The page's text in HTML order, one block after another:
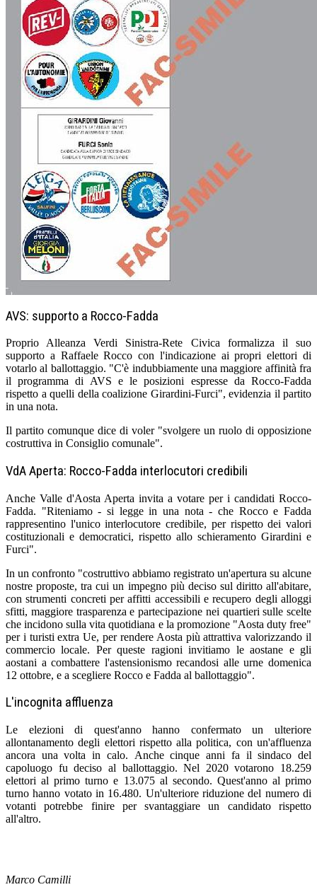
AVS: supporto a Rocco-Fadda
Proprio Alleanza Verdi Sinistra-Rete Civica formalizza il suo
supporto a Raffaele Rocco con l'indicazione ai propri elettori di
votarlo al ballottaggio. "C'è indubbiamente una maggiore affinità fra
il programma di AVS e le posizioni espresse da Rocco-Fadda
rispetto a quelli della coalizione Girardini-Furci", evidenzia il partito
in una nota.
Il partito comunque dice di voler "svolgere un ruolo di opposizione
costruttiva in Consiglio comunale".
VdA Aperta: Rocco-Fadda interlocutori credibili
Anche Valle d'Aosta Aperta invita a votare per i candidati Rocco-
Fadda. "Riteniamo - si legge in una nota - che Rocco e Fadda
rappresentino l'unico interlocutore credibile, per rispetto dei valori
costituzionali e democratici, rispetto allo schieramento Girardini e
Furci".
In un confronto "costruttivo abbiamo registrato un'apertura su alcune
nostre proposte, tra cui un impegno più deciso sul diritto all'abitare,
con strumenti concreti per affitti accessibili e recupero degli alloggi
sfitti, maggiore trasparenza e partecipazione nei quartieri sulle scelte
che incidono sulla vita quotidiana e la promozione "Aosta duty free"
per i turisti extra Ue, per rendere Aosta più attrattiva valorizzando il
commercio locale. Per queste ragioni invitiamo le aostane e gli
aostani a combattere l'astensionismo recandosi alle urne domenica
12 ottobre, e a scegliere Rocco e Fadda al ballottaggio".
L'incognita affluenza
Le elezioni di quest'anno hanno confermato un ulteriore
allontanamento degli elettori rispetto alla politica, con un'affluenza
ancora una volta in calo. Anche cinque anni fa il sindaco del
capoluogo fu deciso al ballottaggio. Nel 2020 votarono 18.259
elettori al primo turno e 13.075 al secondo. Quest'anno al primo
turno hanno votato in 16.480. Un'ulteriore riduzione del numero di
votanti potrebbe finire per svantaggiare un candidato rispetto
all'altro.
Marco Camilli